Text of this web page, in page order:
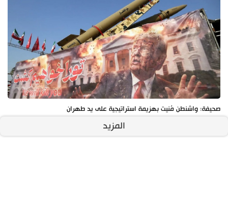
صحيفة: واشنطن مُنيت بهزيمة استراتيجية على يد طهران
المزيد